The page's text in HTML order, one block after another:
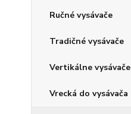
Ručné vysávače
Tradičné vysávače
Vertikálne vysávače
Vrecká do vysávača